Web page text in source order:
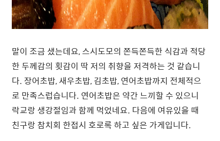
말이 조금 샜는데요, 스시도모의 쫀득쫀득한 식감과 적당
한 두께감의 횟감이 딱 저의 취향을 저격하는 것 같습니
다. 장어초밥, 새우초밥, 김초밥, 연어초밥까지 전체적으
로 만족스럽습니다. 연어초밥은 약간 느끼할 수 있으니
락교랑 생강절임과 함께 먹었네요. 다음에 여유있을 때
친구랑 참치회 한접시 호로록 하고 싶은 가게입니다.